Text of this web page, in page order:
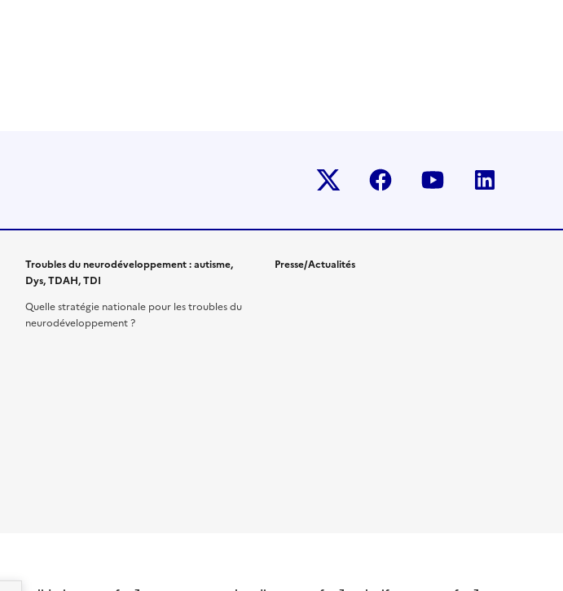
Twitter-x facebook youtube
Troubles du neurodéveloppement : autisme,
Dys, TDAH, TDI
Quelle stratégie nationale pour les troubles du
neurodéveloppement ?
Presse/Actualités